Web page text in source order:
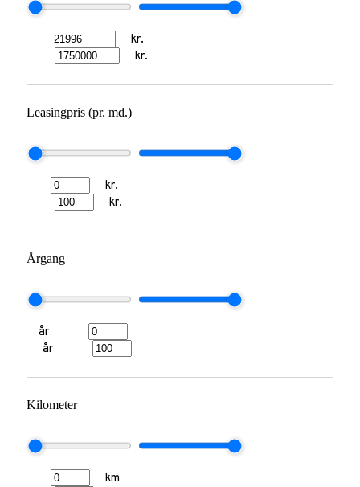
kr.
kr.
Leasingpris (pr. md.)
kr.
kr.
Årgang
år
år
Kilometer
km